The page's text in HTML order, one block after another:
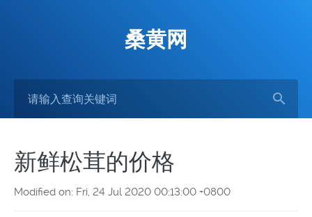
桑黄网
新鲜松茸的价格
Modified on: Fri, 24 Jul 2020 00:13:00 +0800